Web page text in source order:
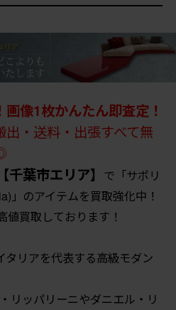
像1枚かんたん即査定！
・送料・出張すべて無
【千葉市エリア】 で「サポリ
」のアイテムを買取強化中！
値買取しております！
タリアを代表する高級モダン
リッパリーニやダニエル・リ